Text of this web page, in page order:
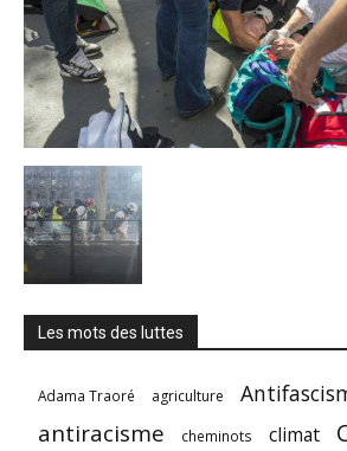
Les mots des luttes
Adama Traoré agriculture
antiracisme cheminots climat